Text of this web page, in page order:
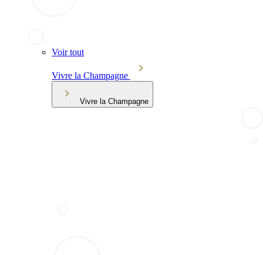
Voir tout
Vivre la Champagne
Vivre la Champagne